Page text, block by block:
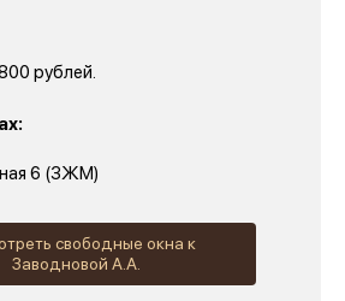
рублей.
6 (ЗЖМ)
свободные окна к
Заводновой А.А.